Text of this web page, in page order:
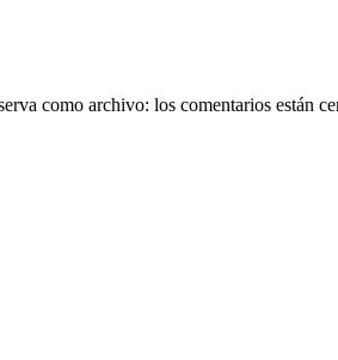
como archivo: los comentarios están